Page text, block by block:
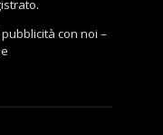
pubblicità con noi –